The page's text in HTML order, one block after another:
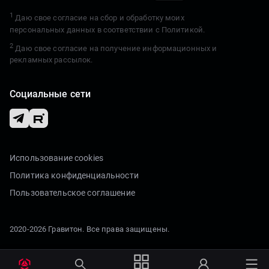
1 Даю свое согласие на сбор и обработку моих
персональных данных в соответствии с Политикой.
2 Даю свое согласие на получение информационных и
рекламных рассылок.
Социальные сети
Использование cookies
Политика конфиденциальности
Пользовательское соглашение
2020-2026 Гравитон. Все права защищены.